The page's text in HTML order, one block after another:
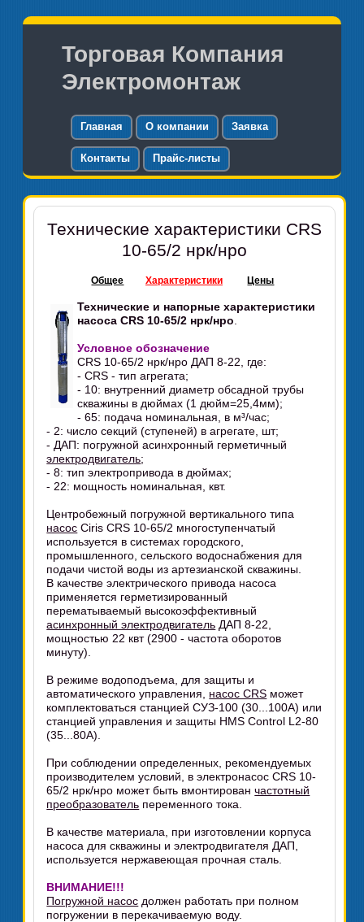
Торговая Компания
Электромонтаж
Главная О компании Заявка
Контакты Прайс-листы
Технические характеристики CRS
10-65/2 нрк/нро
Общее Характеристики Цены
Технические и напорные характеристики
насоса CRS 10-65/2 нрк/нро
Условное обозначение
CRS 10-65/2 нрк/нро ДАП 8-22, где:
- CRS - тип агрегата;
- 10: внутренний диаметр обсадной трубы
скважины в дюймах (1 дюйм=25,4мм);
- 65: подача номинальная, в м³/час;
- 2: число секций (ступеней) в агрегате, шт;
- ДАП: погружной асинхронный герметичный
электродвигатель;
- 8: тип электропривода в дюймах;
- 22: мощность номинальная, квт.
Центробежный погружной вертикального типа
насос Сiris CRS 10-65/2 многоступенчатый
используется в системах городского,
промышленного, сельского водоснабжения для
подачи чистой воды из артезианской скважины.
В качестве электрического привода насоса
применяется герметизированный
перематываемый высокоэффективный
асинхронный электродвигатель ДАП 8-22,
мощностью 22 квт (2900 - частота оборотов
минуту).
В режиме водоподъема, для защиты и
автоматического управления, насос CRS может
комплектоваться станцией СУЗ-100 (30...100А) или
станцией управления и защиты HMS Control L2-80
(35...80А).
При соблюдении определенных, рекомендуемых
производителем условий, в электронасос CRS 10-
65/2 нрк/нро может быть вмонтированчастотный
преобразователь переменного тока.
В качестве материала, при изготовлении корпуса
насоса для скважины и электродвигателя ДАП,
используется нержавеющая прочная сталь.
ВНИМАНИЕ!!!
Погружной насос должен работать при полном
погружении в перекачиваемую воду.